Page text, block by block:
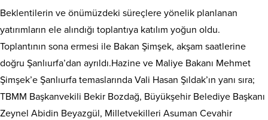
Beklentilerin ve önümüzdeki süreçlere yönelik planlanan
yatırımların ele alındığı toplantıya katılım yoğun oldu.
Toplantının sona ermesi ile Bakan Şimşek, akşam saatlerine
doğru Şanlıurfa’dan ayrıldı.Hazine ve Maliye Bakanı Mehmet
Şimşek’e Şanlıurfa temaslarında Vali Hasan Şıldak’ın yanı sıra;
TBMM Başkanvekili Bekir Bozdağ, Büyükşehir Belediye Başkanı
Zeynel Abidin Beyazgül, Milletvekilleri Asuman Cevahir